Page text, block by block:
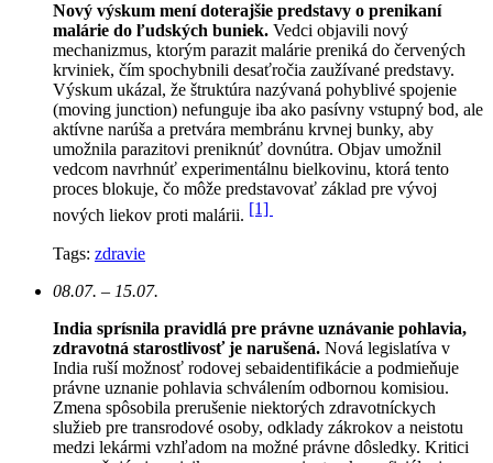
Nový výskum mení doterajšie predstavy o prenikaní
malárie do ľudských buniek. Vedci objavili nový
mechanizmus, ktorým parazit malárie preniká do červených
krviniek, čím spochybnili desaťročia zaužívané predstavy.
Výskum ukázal, že štruktúra nazývaná pohyblivé spojenie
(moving junction) nefunguje iba ako pasívny vstupný bod, ale
aktívne narúša a pretvára membránu krvnej bunky, aby
umožnila parazitovi preniknúť dovnútra. Objav umožnil
vedcom navrhnúť experimentálnu bielkovinu, ktorá tento
proces blokuje, čo môže predstavovať základ pre vývoj
nových liekov proti malárii. [1]
Tags: zdravie
08.07. – 15.07.
India sprísnila pravidlá pre právne uznávanie pohlavia,
zdravotná starostlivosť je narušená. Nová legislatíva v
India ruší možnosť rodovej sebaidentifikácie a podmieňuje
právne uznanie pohlavia schválením odbornou komisiou.
Zmena spôsobila prerušenie niektorých zdravotníckych
služieb pre transrodové osoby, odklady zákrokov a neistotu
medzi lekármi vzhľadom na možné právne dôsledky. Kritici